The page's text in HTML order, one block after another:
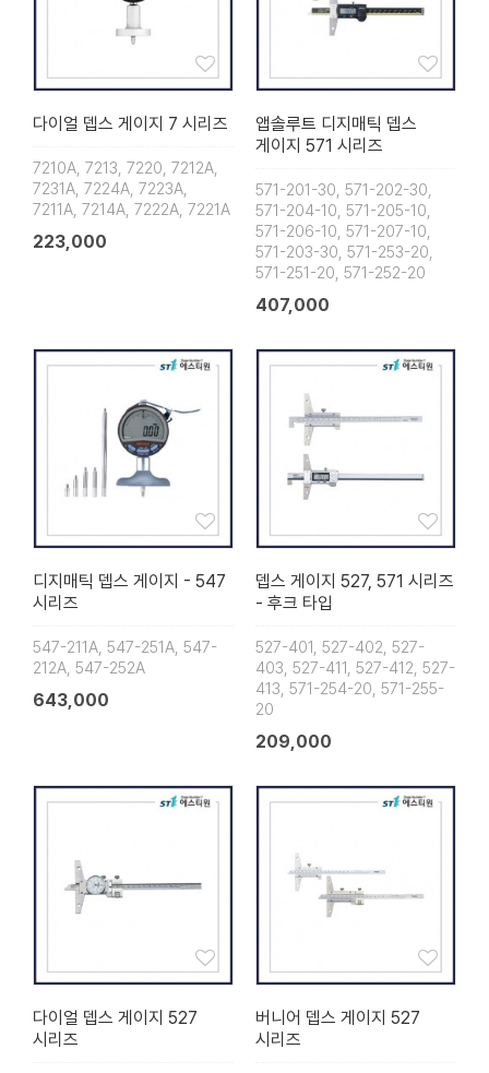
다이얼 뎁스 게이지 7 시리즈
7210A, 7213, 7220, 7212A,
7231A, 7224A, 7223A,
7211A, 7214A, 7222A, 7221A
223,000
앱솔루트 디지매틱 뎁스
게이지 571 시리즈
571-201-30, 571-202-30,
571-204-10, 571-205-10,
571-206-10, 571-207-10,
571-203-30, 571-253-20,
571-251-20, 571-252-20
407,000
디지매틱 뎁스 게이지 - 547
시리즈
547-211A, 547-251A, 547-
212A, 547-252A
643,000
뎁스 게이지 527, 571 시리즈
- 후크 타입
527-401, 527-402, 527-
403, 527-411, 527-412, 527-
413, 571-254-20, 571-255-
20
209,000
다이얼 뎁스 게이지 527
시리즈
버니어 뎁스 게이지 527
시리즈